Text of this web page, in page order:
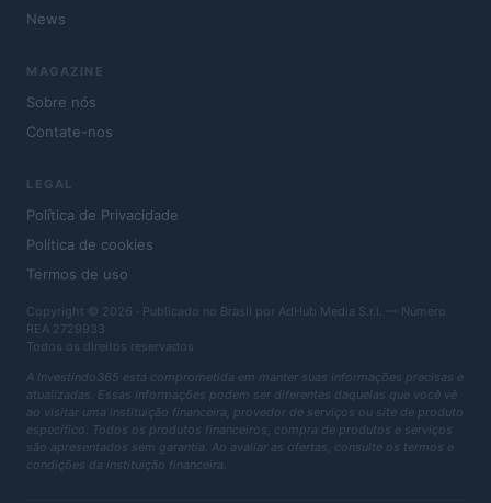
News
MAGAZINE
Sobre nós
Contate-nos
LEGAL
Política de Privacidade
Política de cookies
Termos de uso
Copyright © 2026 · Publicado no Brasil por AdHub Media S.r.l. — Número
REA 2729933
Todos os direitos reservados
A Investindo365 está comprometida em manter suas informações precisas e
atualizadas. Essas informações podem ser diferentes daquelas que você vê
ao visitar uma instituição financeira, provedor de serviços ou site de produto
específico. Todos os produtos financeiros, compra de produtos e serviços
são apresentados sem garantia. Ao avaliar as ofertas, consulte os termos e
condições da instituição financeira.